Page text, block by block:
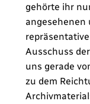
gehörte ihr
angesehenen
Ausschuss
uns gerade
zu dem